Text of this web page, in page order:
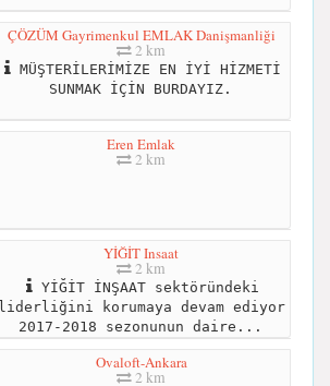
ÇÖZÜM Gayrimenkul EMLAK Danişmanliği
2 km
MÜŞTERİLERİMİZE EN İYİ HİZMETİ
SUNMAK İÇİN BURDAYIZ.
Eren Emlak
2 km
YİĞİT Insaat
2 km
YİĞİT İNŞAAT sektöründeki
liderliğini korumaya devam ediyor
2017-2018 sezonunun daire...
Ovaloft-Ankara
2 km